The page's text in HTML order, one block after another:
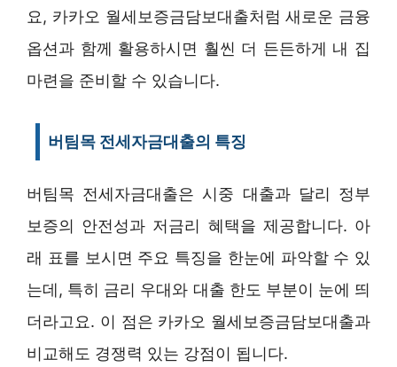
요, 카카오 월세보증금담보대출처럼 새로운 금융
옵션과 함께 활용하시면 훨씬 더 든든하게 내 집
마련을 준비할 수 있습니다.
버팀목 전세자금대출의 특징
버팀목 전세자금대출은 시중 대출과 달리 정부
보증의 안전성과 저금리 혜택을 제공합니다. 아
래 표를 보시면 주요 특징을 한눈에 파악할 수 있
는데, 특히 금리 우대와 대출 한도 부분이 눈에 띄
더라고요. 이 점은 카카오 월세보증금담보대출과
비교해도 경쟁력 있는 강점이 됩니다.